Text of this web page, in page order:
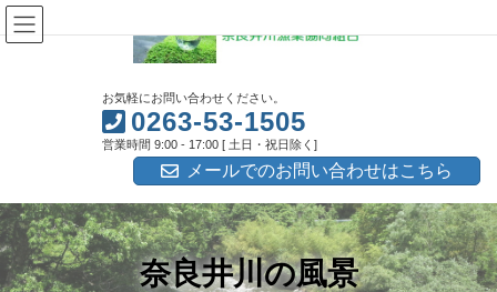
コ
ン
テ
ナ
ビ
ゲ
お気軽にお問い合わせください。
0263-53-1505
営業時間 9:00 - 17:00 [ 土日・祝日除く]
メールでのお問い合わせはこちら
奈良井川の風景